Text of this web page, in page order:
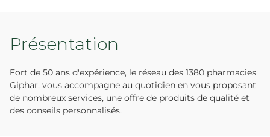
Présentation
Fort de 50 ans d'expérience, le réseau des 1380 pharmacies
Giphar, vous accompagne au quotidien en vous proposant
de nombreux services, une offre de produits de qualité et
des conseils personnalisés.